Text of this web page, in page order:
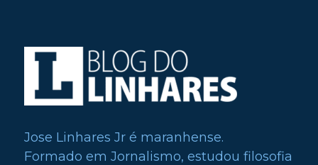
Jose Linhares Jr é maranhense.
Formado em Jornalismo, estudou filosofia